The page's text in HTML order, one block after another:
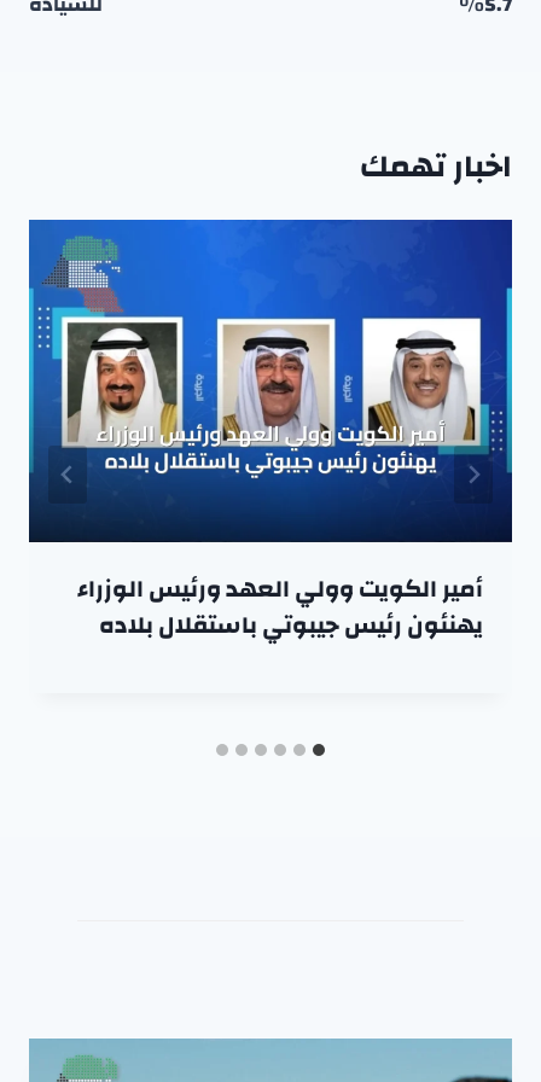
اخبار تهمك
أمير الكويت وولي العهد ورئيس الوزراء
يهنئون رئيس جيبوتي باستقلال بلاده